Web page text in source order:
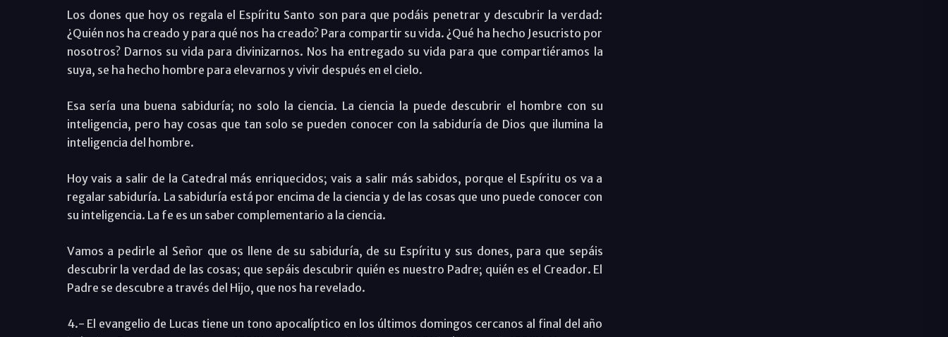
Los dones que hoy os regala el Espíritu Santo son para que podáis penetrar y descubrir la verdad:
¿Quién nos ha creado y para qué nos ha creado? Para compartir su vida. ¿Qué ha hecho Jesucristo por
nosotros? Darnos su vida para divinizarnos. Nos ha entregado su vida para que compartiéramos la
suya, se ha hecho hombre para elevarnos y vivir después en el cielo.
Esa sería una buena sabiduría; no solo la ciencia. La ciencia la puede descubrir el hombre con su
inteligencia, pero hay cosas que tan solo se pueden conocer con la sabiduría de Dios que ilumina la
inteligencia del hombre.
Hoy vais a salir de la Catedral más enriquecidos; vais a salir más sabidos, porque el Espíritu os va a
regalar sabiduría. La sabiduría está por encima de la ciencia y de las cosas que uno puede conocer con
su inteligencia. La fe es un saber complementario a la ciencia.
Vamos a pedirle al Señor que os llene de su sabiduría, de su Espíritu y sus dones, para que sepáis
descubrir la verdad de las cosas; que sepáis descubrir quién es nuestro Padre; quién es el Creador. El
Padre se descubre a través del Hijo, que nos ha revelado.
4.- El evangelio de Lucas tiene un tono apocalíptico en los últimos domingos cercanos al final del año